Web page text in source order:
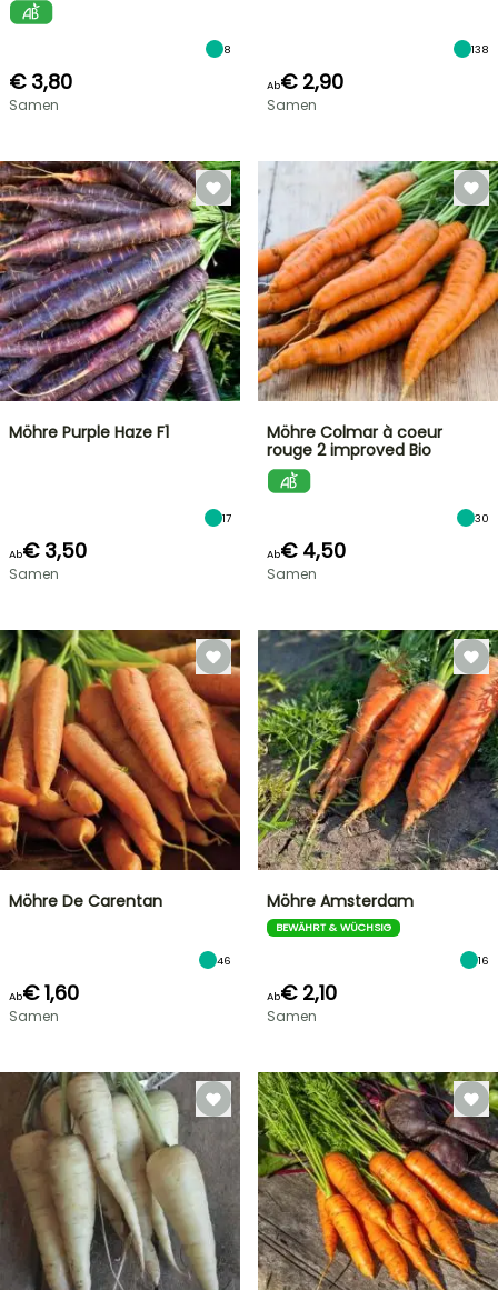
8
€ 3,80
Samen
138
Ab€ 2,90
Samen
Möhre Purple Haze F1
17
Ab€ 3,50
Samen
Möhre Colmar à coeur
rouge 2 improved Bio
30
Ab€ 4,50
Samen
Möhre De Carentan
46
Ab€ 1,60
Samen
Möhre Amsterdam
BEWÄHRT & WÜCHSIG
16
Ab€ 2,10
Samen